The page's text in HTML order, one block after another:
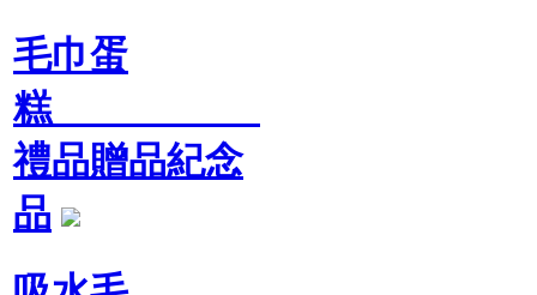
毛巾蛋
糕
禮品贈品紀念
品